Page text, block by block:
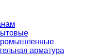
арматура